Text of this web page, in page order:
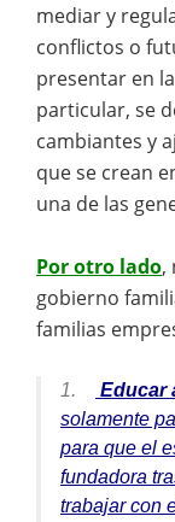
mediar y
conflictos o
presentar en
particular, se
cambiantes y
que se crean
una de las
Por otro lado,
gobierno
familias
1. Educar
solamente
para que el
fundadora
trabajar con